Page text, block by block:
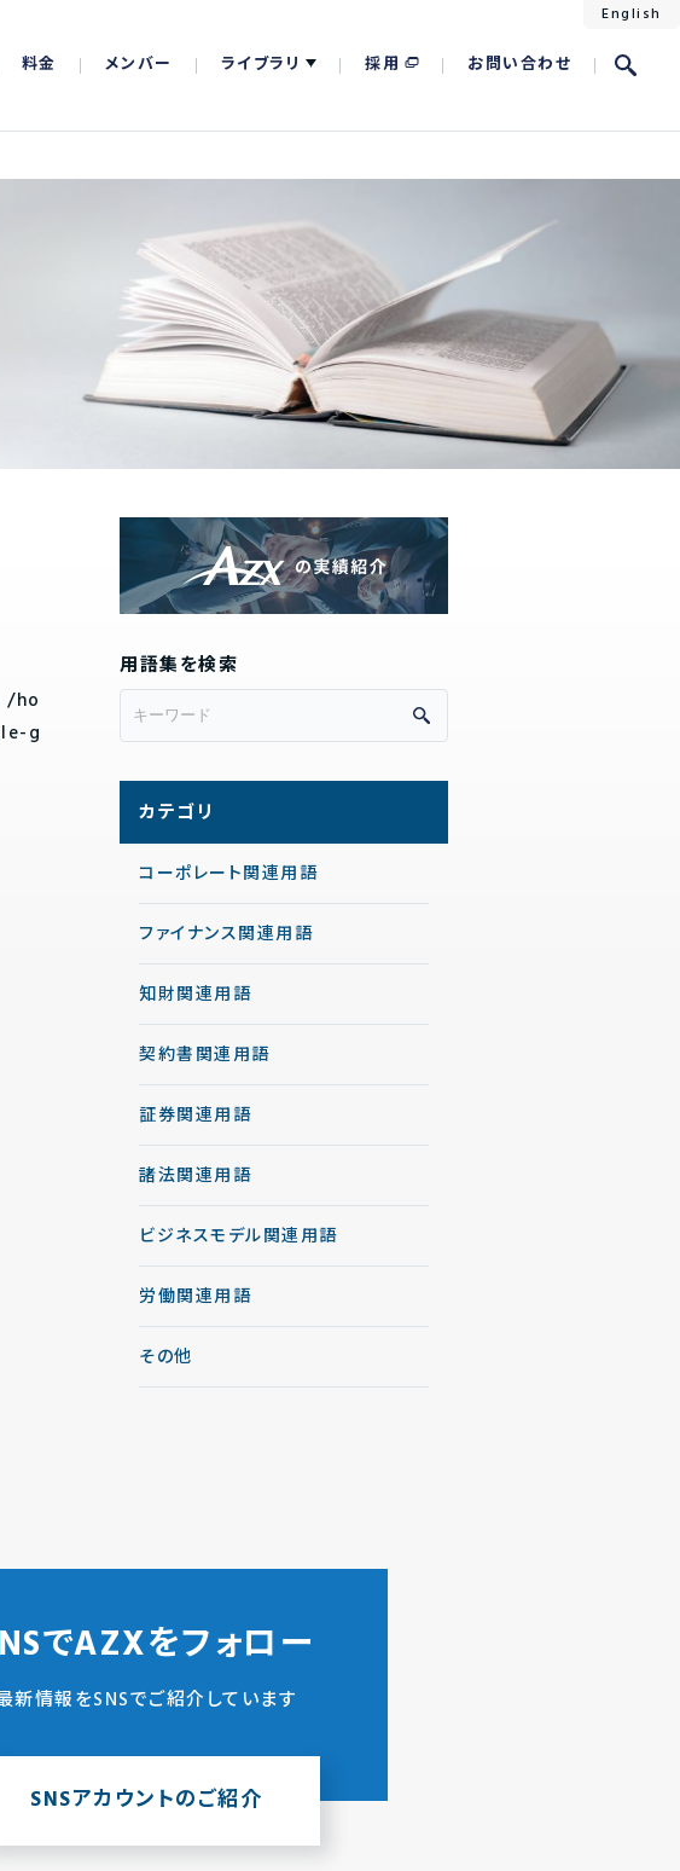
料金 メンバー ライブラリ 採用 お問い合わせ
English
/ho
g
用語集を検索
カテゴリ
コーポレート関連用語
ファイナンス関連用語
知財関連用語
契約書関連用語
証券関連用語
諸法関連用語
ビジネスモデル関連用語
労働関連用語
その他
でAZXをフォロー
新情報をSNSでご紹介しています
SNSアカウントのご紹介